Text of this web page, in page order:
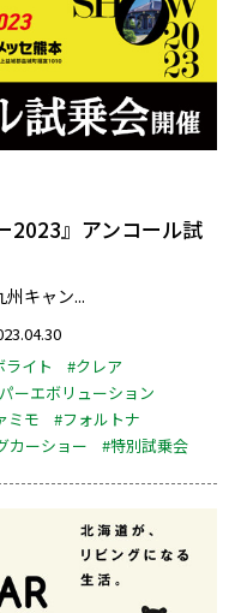
2023』アンコール試
キャン...
ライト
#クレア
ーエボリューション
ミモ
#フォルトナ
カーショー #特別試乗会